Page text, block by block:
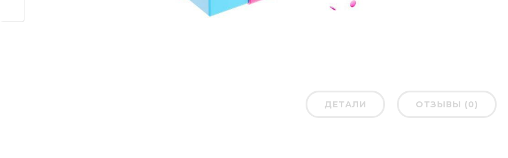
ДЕТАЛИ ОТЗЫВЫ (0)